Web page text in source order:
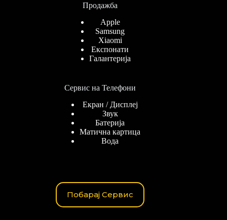
Продажба
Apple
Samsung
Xiaomi
Експонати
Галантерија
Сервис на Телефони
Екран / Дисплеј
Звук
Батерија
Матична картица
Вода
Побарај Сервис